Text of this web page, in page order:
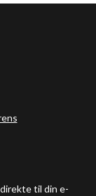
til din e-